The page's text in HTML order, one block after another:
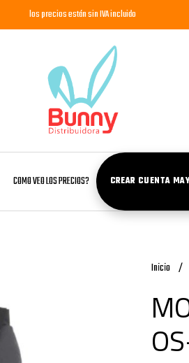
los precios están sin IVA incluido
COMO VEO LOS PRECIOS? CREAR CUENTA
Inicio